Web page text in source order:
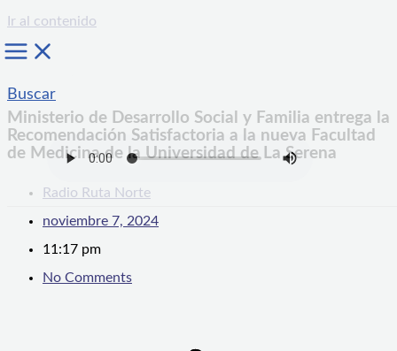
Ir al contenido
Buscar
Ministerio de Desarrollo Social y Familia entrega la
Recomendación Satisfactoria a la nueva Facultad
de Medicina de la Universidad de La Serena
Radio Ruta Norte
noviembre 7, 2024
11:17 pm
No Comments